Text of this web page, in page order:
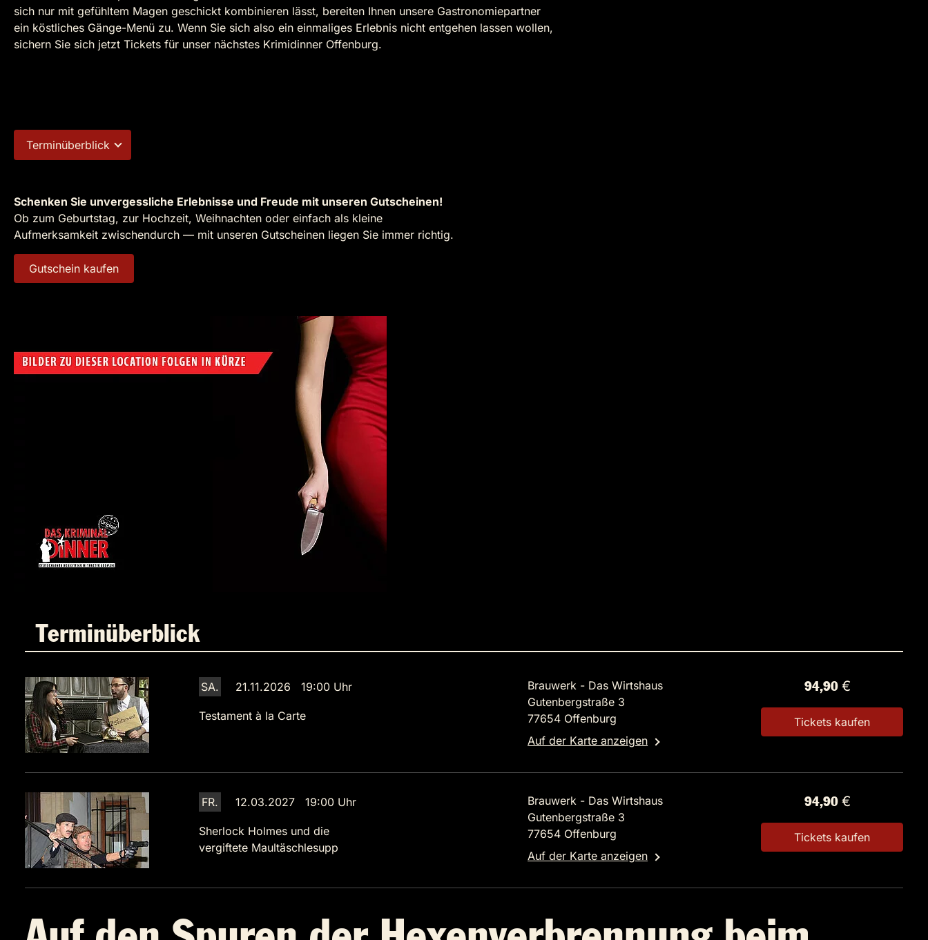
sich nur mit gefühltem Magen geschickt kombinieren lässt, bereiten Ihnen unsere Gastronomiepartner
ein köstliches Gänge-Menü zu. Wenn Sie sich also ein einmaliges Erlebnis nicht entgehen lassen wollen,
sichern Sie sich jetzt Tickets für unser nächstes Krimidinner Offenburg.
Terminüberblick
Schenken Sie unvergessliche Erlebnisse und Freude mit unseren Gutscheinen!
Ob zum Geburtstag, zur Hochzeit, Weihnachten oder einfach als kleine
Aufmerksamkeit zwischendurch — mit unseren Gutscheinen liegen Sie immer richtig.
Gutschein kaufen
Terminüberblick
SA. 21.11.2026 19:00 Uhr
Testament à la Carte
Brauwerk - Das Wirtshaus
Gutenbergstraße 3
77654 Offenburg
Auf der Karte anzeigen
94,90 €
Tickets kaufen
FR. 12.03.2027 19:00 Uhr
Sherlock Holmes und die
vergiftete Maultäschlesupp
Brauwerk - Das Wirtshaus
Gutenbergstraße 3
77654 Offenburg
Auf der Karte anzeigen
94,90 €
Tickets kaufen